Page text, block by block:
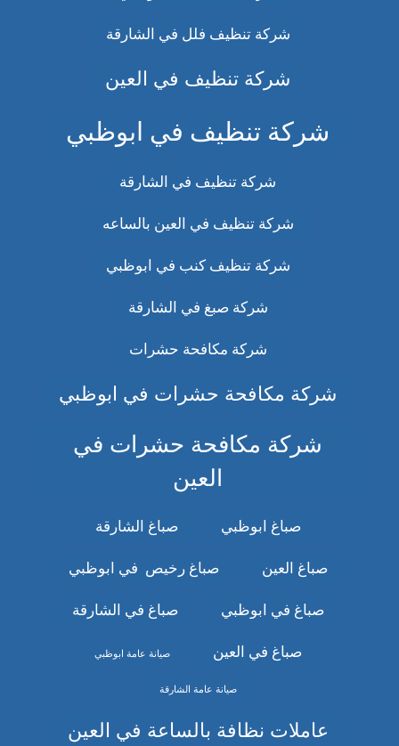
شركة تنظيف فلل في الشارقة
شركة تنظيف في العين
شركة تنظيف في ابوظبي
شركة تنظيف في الشارقة
شركة تنظيف في العين بالساعه
شركة تنظيف كنب في ابوظبي
شركة صبغ في الشارقة
شركة مكافحة حشرات
شركة مكافحة حشرات في ابوظبي
شركة مكافحة حشرات في
العين
صباغ ابوظبي صباغ الشارقة
صباغ العين صباغ رخيص في ابوظبي
صباغ في ابوظبي صباغ في الشارقة
صباغ في العين صيانة عامة ابوظبي
صيانة عامة الشارقة
عاملات نظافة بالساعة في العين